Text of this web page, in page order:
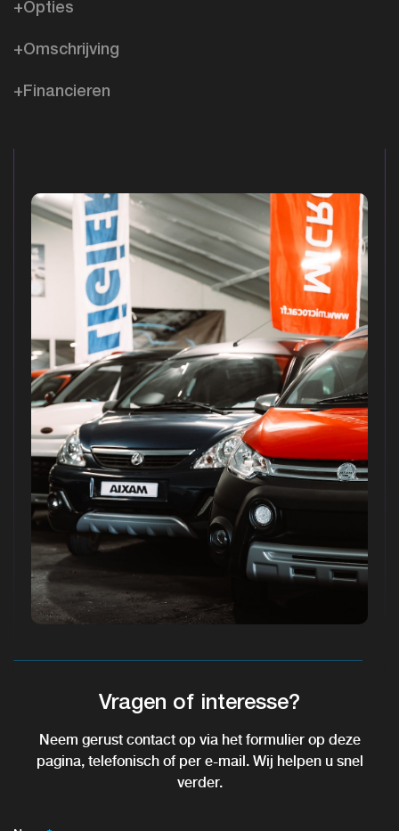
+Opties
+Omschrijving
+Financieren
Vragen of interesse?
Neem gerust contact op via het formulier op deze
pagina, telefonisch of per e-mail. Wij helpen u snel
verder.